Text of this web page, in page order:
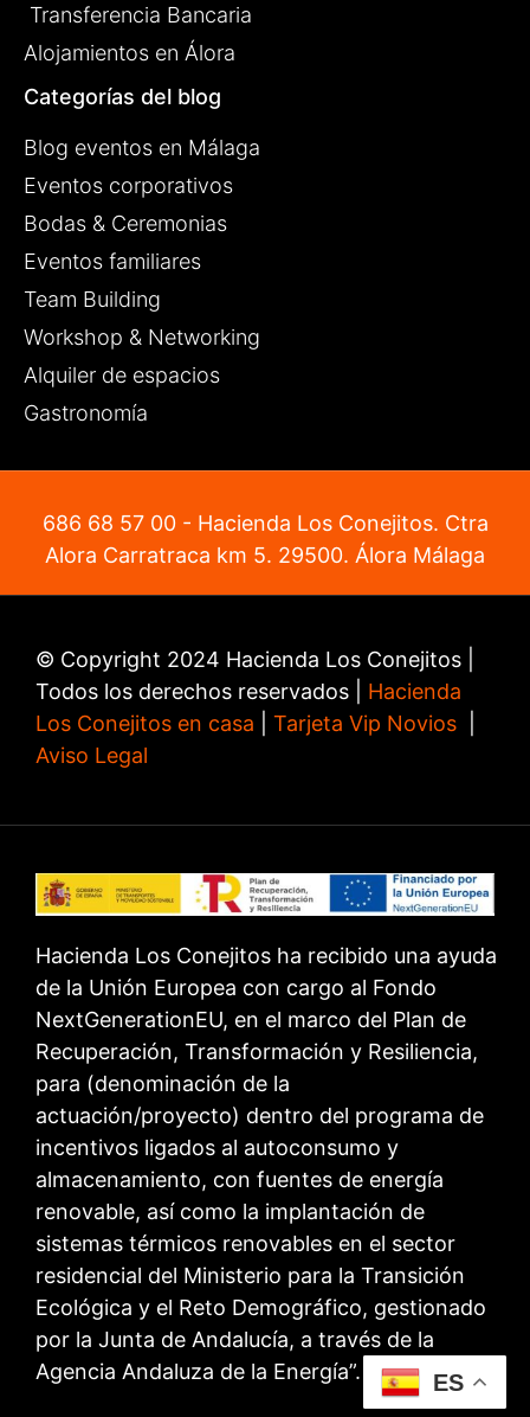
Transferencia Bancaria
Alojamientos en Álora
Categorías del blog
Blog eventos en Málaga
Eventos corporativos
Bodas & Ceremonias
Eventos familiares
Team Building
Workshop & Networking
Alquiler de espacios
Gastronomía
686 68 57 00- Hacienda Los Conejitos. Ctra
Alora Carratraca km 5. 29500. Álora Málaga
© Copyright 2024 Hacienda Los Conejitos |
Todos los derechos reservados | Hacienda
Los Conejitos en casa
Tarjeta Vip Novios
Aviso Legal
Hacienda Los Conejitos ha recibido una ayuda
de la Unión Europea con cargo al Fondo
NextGenerationEU, en el marco del Plan de
Recuperación, Transformación y Resiliencia,
para (denominación de la
actuación/proyecto) dentro del programa de
incentivos ligados al autoconsumo y
almacenamiento, con fuentes de energía
renovable, así como la implantación de
sistemas térmicos renovables en el sector
residencial del Ministerio para la Transición
Ecológica y el Reto Demográfico, gestionado
por la Junta de Andalucía, a través de la
Agencia Andaluza de la Energía”.
ES